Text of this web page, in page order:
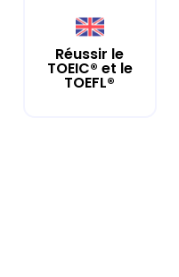
Réussir le
TOEIC® et le
TOEFL®